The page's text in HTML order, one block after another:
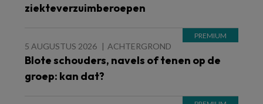
ziekteverzuimberoepen
5 AUGUSTUS 2026 ACHTERGROND
Blote schouders, navels of tenen op de
groep: kan dat?